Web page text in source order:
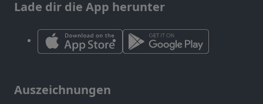
Lade dir die App herunter
Auszeichnungen